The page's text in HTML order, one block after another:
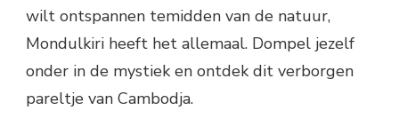
wilt ontspannen temidden van de natuur,
Mondulkiri heeft het allemaal. Dompel jezelf
onder in de mystiek en ontdek dit verborgen
pareltje van Cambodja.